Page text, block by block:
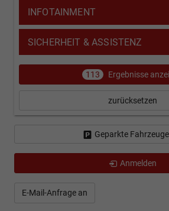
E-Mail-Anfrage an
INFOTAINMENT
SICHERHEIT & ASSISTENZ
113 Ergebnisse
zurücksetzen
Geparkte
Anmelden